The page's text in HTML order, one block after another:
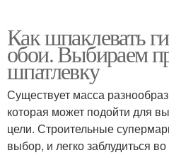
Как шпаклевать
обои. Выбираем
шпатлевку
Существует масса
которая может подойти для
цели. Строительные
выбор, и легко заблудиться